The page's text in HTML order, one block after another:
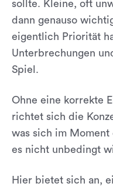
sollte. Kleine, oft
dann genauso
eigentlich Priorität
Unterbrechungen
Spiel.
Ohne eine korrekte
richtet sich die
was sich im
es nicht unbedingt
Hier bietet sich an,